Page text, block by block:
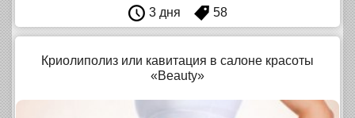
3 дня 58
Криолиполиз или кавитация в салоне красоты
«Beauty»